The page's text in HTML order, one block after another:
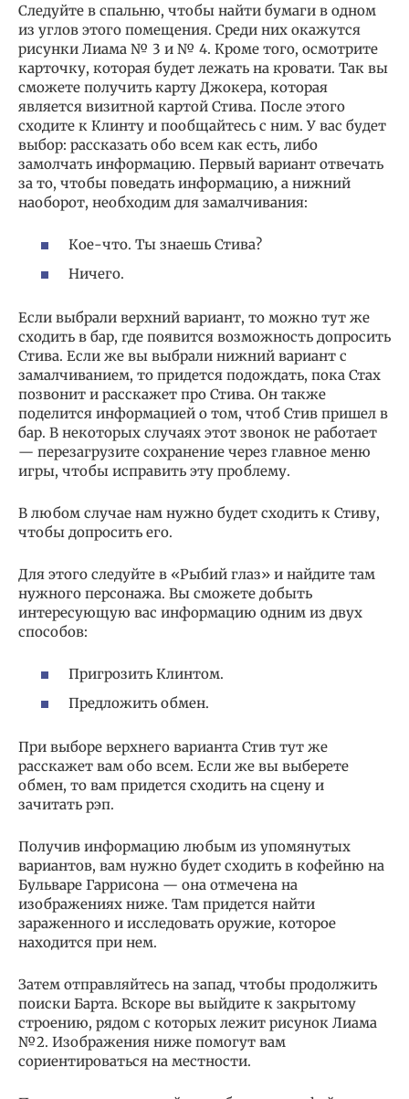
Следуйте в спальню, чтобы найти бумаги в одном
из углов этого помещения. Среди них окажутся
рисунки Лиама № 3 и № 4. Кроме того, осмотрите
карточку, которая будет лежать на кровати. Так вы
сможете получить карту Джокера, которая
является визитной картой Стива. После этого
сходите к Клинту и пообщайтесь с ним. У вас будет
выбор: рассказать обо всем как есть, либо
замолчать информацию. Первый вариант отвечать
за то, чтобы поведать информацию, а нижний
наоборот, необходим для замалчивания:
Кое-что. Ты знаешь Стива?
Ничего.
Если выбрали верхний вариант, то можно тут же
сходить в бар, где появится возможность допросить
Стива. Если же вы выбрали нижний вариант с
замалчиванием, то придется подождать, пока Стах
позвонит и расскажет про Стива. Он также
поделится информацией о том, чтоб Стив пришел в
бар. В некоторых случаях этот звонок не работает
— перезагрузите сохранение через главное меню
игры, чтобы исправить эту проблему.
В любом случае нам нужно будет сходить к Стиву,
чтобы допросить его.
Для этого следуйте в «Рыбий глаз» и найдите там
нужного персонажа. Вы сможете добыть
интересующую вас информацию одним из двух
способов:
Пригрозить Клинтом.
Предложить обмен.
При выборе верхнего варианта Стив тут же
расскажет вам обо всем. Если же вы выберете
обмен, то вам придется сходить на сцену и
зачитать рэп.
Получив информацию любым из упомянутых
вариантов, вам нужно будет сходить в кофейню на
Бульваре Гаррисона — она отмечена на
изображениях ниже. Там придется найти
зараженного и исследовать оружие, которое
находится при нем.
Затем отправляйтесь на запад, чтобы продолжить
поиски Барта. Вскоре вы выйдите к закрытому
строению, рядом с которых лежит рисунок Лиама
№2. Изображения ниже помогут вам
сориентироваться на местности.